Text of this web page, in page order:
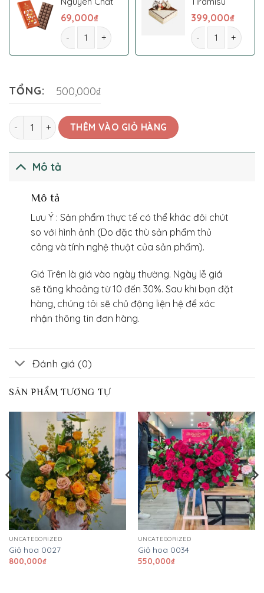
69,000₫
Hoa Bó 0003 số lượng
399,000₫
Hoa Bó 0003 số
TỔNG: 500,000₫
Hoa Bó 0003 số lượngTHÊM VÀO GIỎ HÀNG
Mô tả
Mô tả
Lưu Ý : Sản phẩm thực tế có thể khác đôi chút
so với hình ảnh (Do đặc thù sản phẩm thủ
công và tính nghệ thuật của sản phẩm).
Giá Trên là giá vào ngày thường. Ngày lễ giá
sẽ tăng khoảng từ 10 đến 30%. Sau khi bạn đặt
hàng, chúng tôi sẽ chủ động liện hệ để xác
nhận thông tin đơn hàng.
Đánh giá (0)
SẢN PHẨM TƯƠNG TỰ
UNCATEGORIZED
Giỏ hoa 0027
800,000₫
UNCATEGORIZED
Giỏ hoa 0034
550,000₫